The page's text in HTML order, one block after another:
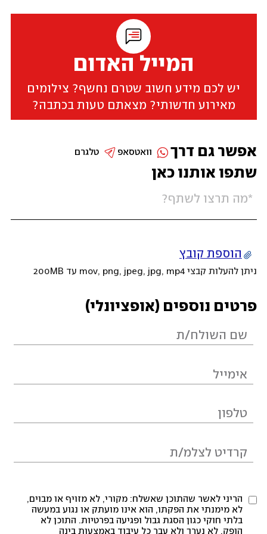
המייל האדום
יש לכם מידע חשוב שטרם נחשף? צילומים
מאירוע חדשותי? מצאתם טעות בכתבה?
שתפו אותנו כאן
הוספת קובץ
ניתן להעלות קבצי mov, png, jpeg, jpg, mp4 עד 200MB
פרטים נוספים (אופציונלי)
הריני לאשר שהתוכן שאשלח: מקורי, לא מזויף או מבוים,
לא מימנתי את הפקתו, הוא אינו מועתק או נגוע במעשה
בלתי חוקי כגון הסגת גבול ופגיעה בפרטיות. התוכן לא
הופק, לא נערך ולא עבר כל עיבוד באמצעות בינה
אפשר גם דרך טלגרם וואטסאפ